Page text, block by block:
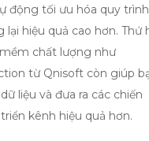
động tối ưu hóa quy trình
lại hiệu quả cao hơn. Thứ
chất lượng như
từ Qnisoft còn giúp
liệu và đưa ra các chiến
kênh hiệu quả hơn.